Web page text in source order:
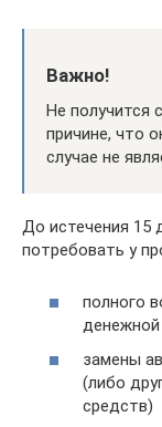
Важно!
Не получится
причине, что
случае не
До истечения 15
потребовать у
полного
замены
(либо
средств)